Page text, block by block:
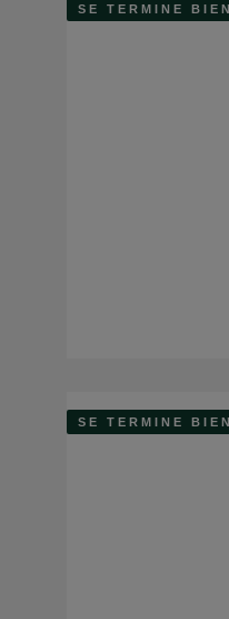
SE TERMINE
SE TERMINE